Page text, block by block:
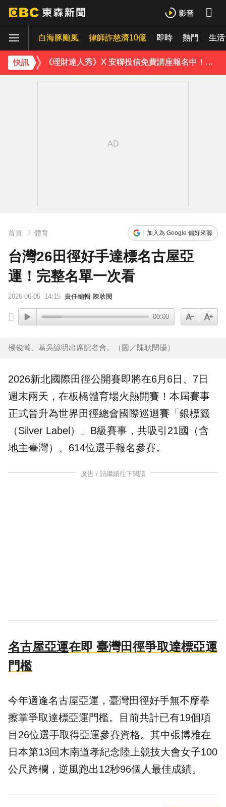
白海豚颱風 律師詐慈濟10億 即時 熱門 生活
快訊
永和豆漿創辦人林炳生病逝 享壽70歲
台指期夜盤狂飆736點 專家揭反彈契機上看48000點
《理財達人秀》X 安聯投信免費講座報名中！搶先卡位 2027
首頁 體育 加入為 Google 偏好來源
台灣26田徑好手達標名古屋亞
運！完整名單一次看
2026-06-05 14:15 責任編輯 陳耿閔
00:00
楊俊瀚、葛吳諺明出席記者會。（圖／陳耿閔攝）
2026新北國際田徑公開賽即將在6月6日、7日
週末兩天，在板橋體育場火熱開賽！本屆賽事
正式晉升為世界田徑總會國際巡迴賽「銀標籤
（Silver Label）」B級賽事，共吸引21國（含
地主臺灣）、614位選手報名參賽。
廣告 / 請繼續往下閱讀
名古屋亞運在即 臺灣田徑爭取達標亞運
門檻
今年適逢名古屋亞運，臺灣田徑好手無不摩拳
擦掌爭取達標亞運門檻。目前共計已有19個項
目26位選手取得亞運參賽資格。其中張博雅在
日本第13回木南道孝紀念陸上競技大會女子100
公尺跨欄，逆風跑出12秒96個人最佳成績。